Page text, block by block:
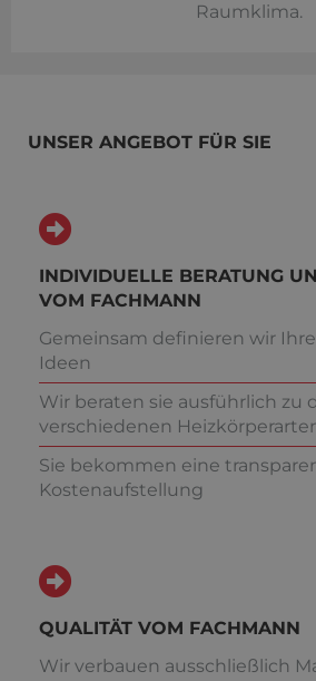
Raumklima.
UNSER ANGEBOT FÜR SIE
INDIVIDUELLE BERATUNG
VOM FACHMANN
Gemeinsam definieren wir
Ideen
Wir beraten sie ausführlich zu
verschiedenen
Sie bekommen eine
Kostenaufstellung
QUALITÄT VOM FACHMANN
Wir verbauen ausschließlich